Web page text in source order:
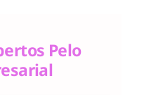
Pelo